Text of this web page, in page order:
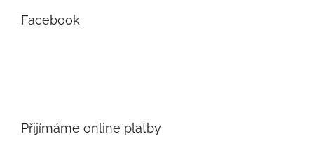
Facebook
Přijímáme online platby